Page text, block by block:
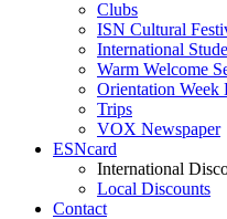
Clubs
ISN Cultural
International
Warm Welcome
Orientation Week
Trips
VOX Newspaper
ESNcard
International
Local Discounts
Contact